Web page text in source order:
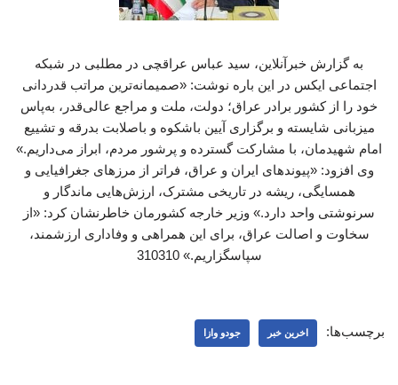
به گزارش خبرآنلاین، سید عباس عراقچی در مطلبی در شبکه
اجتماعی ایکس در این باره نوشت: «صمیمانه‌ترین مراتب قدردانی
خود را از کشور برادر عراق؛ دولت، ملت و مراجع عالی‌قدر، به‌پاس
میزبانی شایسته و برگزاری آیین باشکوه و باصلابت بدرقه و تشییع
امام شهیدمان، با مشارکت گسترده و پرشور مردم، ابراز می‌داریم.»
وی افزود: «پیوندهای ایران و عراق، فراتر از مرزهای جغرافیایی و
همسایگی، ریشه در تاریخی مشترک، ارزش‌هایی ماندگار و
سرنوشتی واحد دارد.» وزیر خارجه کشورمان خاطرنشان کرد: «از
سخاوت و اصالت عراق، برای این همراهی و وفاداری ارزشمند،
سپاسگزاریم.» 310310
برچسب‌ها: اخرین خبر جودو وازا